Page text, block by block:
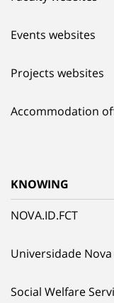
Events websites
Projects websites
Accommodation
KNOWING
NOVA.ID.FCT
Universidade
Social Welfare